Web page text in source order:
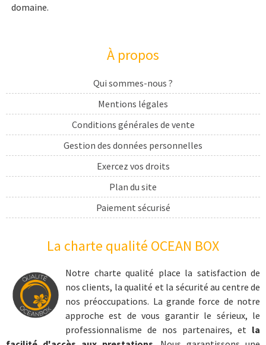
domaine.
À propos
Qui sommes-nous ?
Mentions légales
Conditions générales de vente
Gestion des données personnelles
Exercez vos droits
Plan du site
Paiement sécurisé
cadeau sport
coffret cadeau extrême
cadeau sports nautiques
cadeau aventure
coffret cadeau prestige
La charte qualité OCEAN BOX
Notre charte qualité place la satisfaction de
nos clients, la qualité et la sécurité au centre de
nos préoccupations. La grande force de notre
approche est de vous garantir le sérieux, le
professionnalisme de nos partenaires, et la